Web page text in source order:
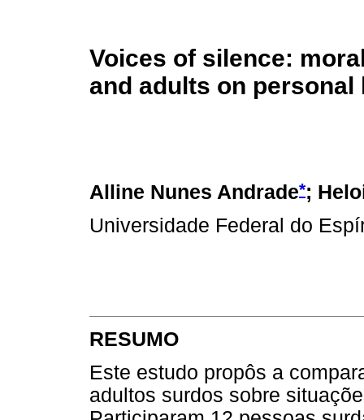
Voices of silence:
and adults on
Alline Nunes Andrade*;
Universidade Federal do
RESUMO
Este estudo propôs a
adultos surdos sobre